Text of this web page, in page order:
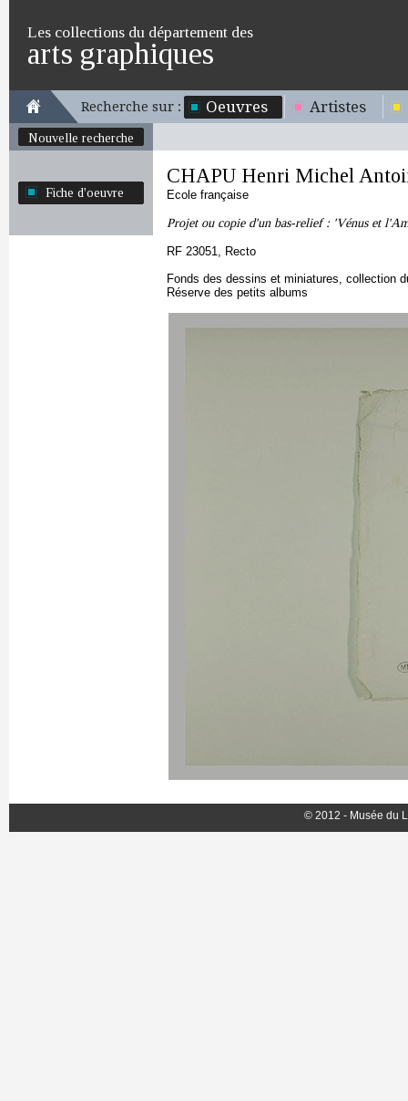
Les collections du département des
arts graphiques
Recherche sur : Oeuvres Artistes
Nouvelle recherche
Fiche d'oeuvre
CHAPU Henri Michel
Ecole française
Projet ou copie d'un bas-relief : 'Vénus et
RF 23051, Recto
Fonds des dessins et miniatures, collection
Réserve des petits albums
© 2012 - Musée du